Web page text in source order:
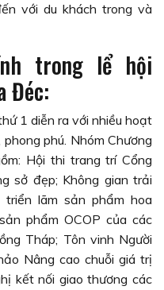
với du khách trong và
trong lể hội
Đéc:
1 diễn ra với nhiều hoạt
phú. Nhóm Chương
Hội thi trang trí Cổng
sở đẹp; Không gian trải
triển lãm sản phẩm hoa
phẩm OCOP của các
Tháp; Tôn vinh Người
Nâng cao chuỗi giá trị
kết nối giao thương các